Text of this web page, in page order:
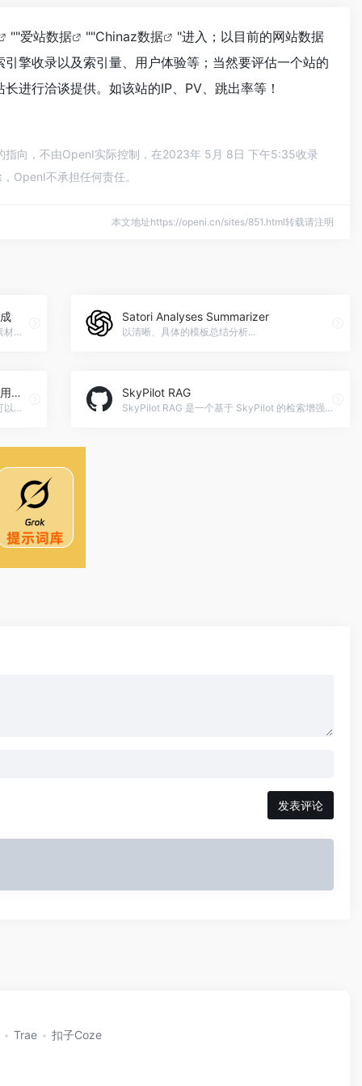
""爱站数据 ""Chinaz数据
"进入；以目前的网站数据
擎收录以及索引量、用户体验等；当然要评估一个站的
进行洽谈提供。如该站的IP、PV、跳出率等！
指向，不由OpenI实际控制，在2023年 5月 8日 下午5:35收录
OpenI不承担任何责任。
本文地址https://openi.cn/sites/851.html转载请注明
几秒钟轻松一键创建各种高质量动漫风格素材的AI动漫艺术生成器AI Anime Generator—AI动漫素材生成官网入口网址
Satori Analyses Summarizer
以清晰、具体的模板总结分析...
UCDarts：自动生成产品设计风格、用户界面和代码
只需给出几个代表性的界面，UCDarts就可以为你总结设计风格，开始设计，并生成设计模版和代码。UCDarts：自动生成产品设计风格、用户界面和代码官网入口网址
SkyPilot RAG
SkyPilot RAG 是一个基于 SkyPilot 的检索增强生成系统，用于处理大规模法律文档搜索和分析。
发表评论
Trae 扣子Coze